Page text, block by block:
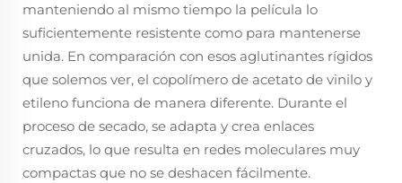
manteniendo al mismo tiempo la película lo
suficientemente resistente como para mantenerse
unida. En comparación con esos aglutinantes rígidos
que solemos ver, el copolímero de acetato de vinilo y
etileno funciona de manera diferente. Durante el
proceso de secado, se adapta y crea enlaces
cruzados, lo que resulta en redes moleculares muy
compactas que no se deshacen fácilmente.